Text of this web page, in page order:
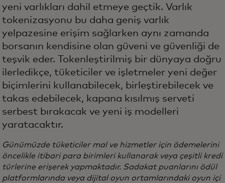
yeni varlıkları dahil etmeye geçtik. Varlık
tokenizasyonu bu daha geniş varlık
yelpazesine erişim sağlarken aynı zamanda
borsanın kendisine olan güveni ve güvenliği de
teşvik eder. Tokenleştirilmiş bir dünyaya doğru
ilerledikçe, tüketiciler ve işletmeler yeni değer
biçimlerini kullanabilecek, birleştirebilecek ve
takas edebilecek, kapana kısılmış serveti
serbest bırakacak ve yeni iş modelleri
yaratacaktır.
Günümüzde tüketiciler mal ve hizmetler için ödemelerini
öncelikle itibari para birimleri kullanarak veya çeşitli kredi
türlerine erişerek yapmaktadır. Sadakat puanlarını ödül
platformlarında veya dijital oyun ortamlarındaki oyun içi